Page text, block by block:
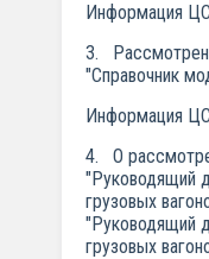
Информация
3.
"Справочник
Информация
4. О
"Руководящий
грузовых
"Руководящий
грузовых